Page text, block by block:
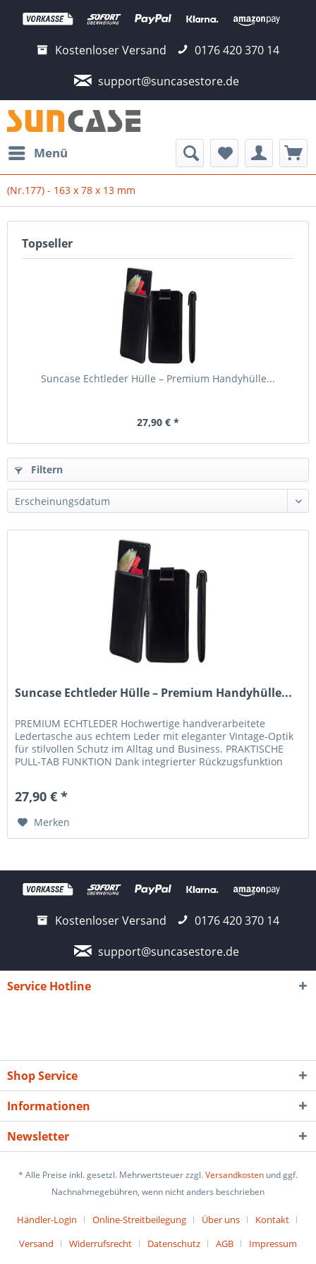
Kostenloser Versand
0176 420 370 14
support@suncasestore.de
Menü
(Nr.177) - 163 x 78 x 13 mm
Topseller
Suncase Echtleder Hülle – Premium Handyhülle...
27,90 € *
Filtern
Suncase Echtleder Hülle – Premium Handyhülle...
PREMIUM ECHTLEDER Hochwertige handverarbeitete
Ledertasche aus echtem Leder mit eleganter Vintage-Optik
für stilvollen Schutz im Alltag und Business. PRAKTISCHE
PULL-TAB FUNKTION Dank integrierter Rückzugsfunktion
27,90 € *
Merken
Kostenloser Versand
0176 420 370 14
support@suncasestore.de
Service Hotline
Shop Service
Informationen
Newsletter
* Alle Preise inkl. gesetzl. Mehrwertsteuer zzgl.Versandkosten und ggf.
Nachnahmegebühren, wenn nicht anders beschrieben
Händler-Login Online-Streitbeilegung Über uns
Kontakt
Versand
Widerrufsrecht Datenschutz AGB Impressum